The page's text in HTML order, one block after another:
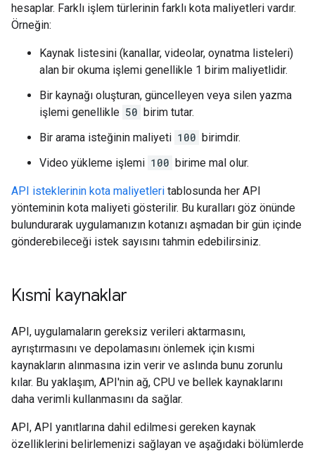
hesaplar. Farklı işlem türlerinin farklı kota maliyetleri vardır.
Örneğin:
Kaynak listesini (kanallar, videolar, oynatma listeleri)
alan bir okuma işlemi genellikle 1 birim maliyetlidir.
Bir kaynağı oluşturan, güncelleyen veya silen yazma
işlemi genellikle 50 birim tutar.
Bir arama isteğinin maliyeti 100 birimdir.
Video yükleme işlemi 100 birime mal olur.
API isteklerinin kota maliyetleri tablosunda her API
yönteminin kota maliyeti gösterilir. Bu kuralları göz önünde
bulundurarak uygulamanızın kotanızı aşmadan bir gün içinde
gönderebileceği istek sayısını tahmin edebilirsiniz.
Kısmi kaynaklar
API, uygulamaların gereksiz verileri aktarmasını,
ayrıştırmasını ve depolamasını önlemek için kısmi
kaynakların alınmasına izin verir ve aslında bunu zorunlu
kılar. Bu yaklaşım, API'nin ağ, CPU ve bellek kaynaklarını
daha verimli kullanmasını da sağlar.
API, API yanıtlarına dahil edilmesi gereken kaynak
özelliklerini belirlemenizi sağlayan ve aşağıdaki bölümlerde